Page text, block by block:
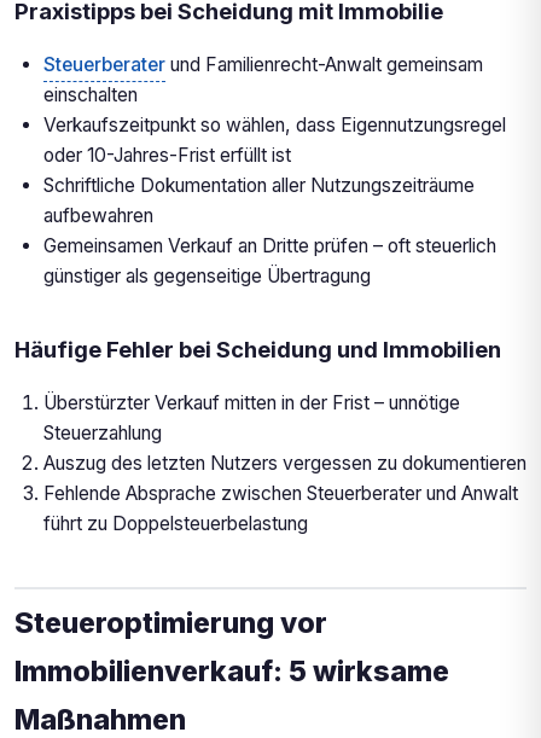
Praxistipps bei Scheidung mit Immobilie
Steuerberater und Familienrecht-Anwalt gemeinsam
einschalten
Verkaufszeitpunkt so wählen, dass Eigennutzungsregel
oder 10-Jahres-Frist erfüllt ist
Schriftliche Dokumentation aller Nutzungszeiträume
aufbewahren
Gemeinsamen Verkauf an Dritte prüfen – oft steuerlich
günstiger als gegenseitige Übertragung
Häufige Fehler bei Scheidung und Immobilien
Überstürzter Verkauf mitten in der Frist – unnötige
Steuerzahlung
Auszug des letzten Nutzers vergessen zu dokumentieren
Fehlende Absprache zwischen Steuerberater und Anwalt
führt zu Doppelsteuerbelastung
Steueroptimierung vor
Immobilienverkauf: 5 wirksame
Maßnahmen